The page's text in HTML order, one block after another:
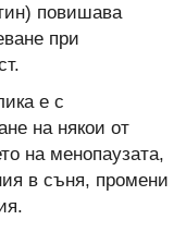
повишава
при
е с
на някои от
на менопаузата,
в съня, промени